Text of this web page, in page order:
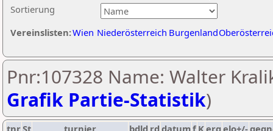
Sortierung
Vereinslisten:Wien Niederösterreich Burgenland
Pnr:107328 Name: Walter
Grafik Partie-Statistik)
tnrSt turnier bdld rd datumf Kerg elo+/-